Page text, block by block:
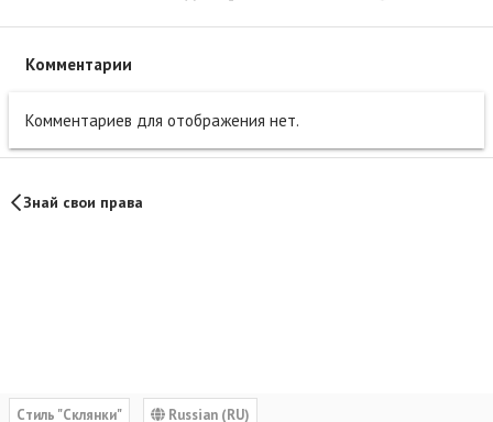
Комментарии
Комментариев для отображения нет.
Знай свои права
Cтиль "Склянки" Russian (RU)